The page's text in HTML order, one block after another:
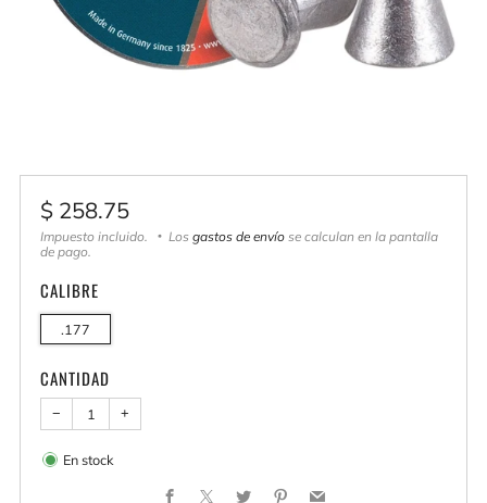
Precio
habitual
$ 258.75
Impuesto incluido. Los gastos de envío se calculan en la pantalla
de pago.
CALIBRE
.177
CANTIDAD
− +
En stock
Facebook Twitter Pinterest
Email